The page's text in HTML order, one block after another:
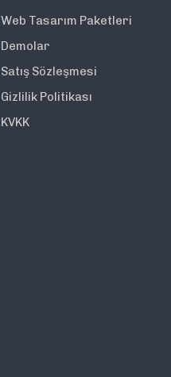
Web Tasarım Paketleri
Demolar
Satış Sözleşmesi
Gizlilik Politikası
KVKK